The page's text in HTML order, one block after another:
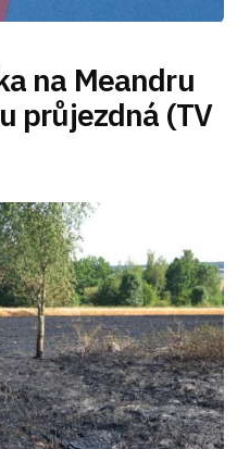
na Meandru
průjezdná (TV